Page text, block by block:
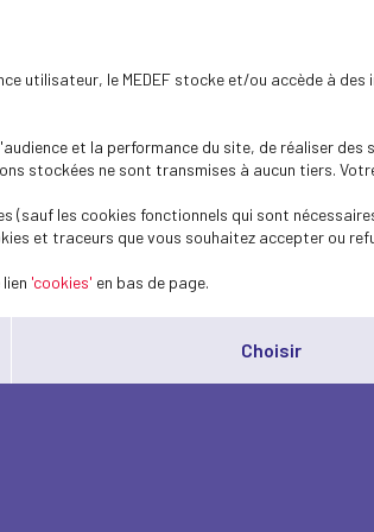
utilisateur, le MEDEF stocke et/ou accède à
et la performance du site, de réaliser
stockées ne sont transmises à aucun tiers.
(sauf les cookies fonctionnels qui sont
et traceurs que vous souhaitez accepter ou
'cookies' en bas de page.
Choisir